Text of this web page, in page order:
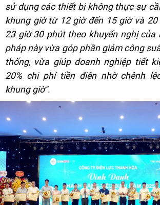
sử dụng các thiết bị không thực sự
khung giờ từ 12 giờ đến 15 giờ và
23 giờ 30 phút theo khuyến nghị của
pháp này vừa góp phần giảm công
thống, vừa giúp doanh nghiệp tiết
20% chi phí tiền điện nhờ chênh
khung giờ".